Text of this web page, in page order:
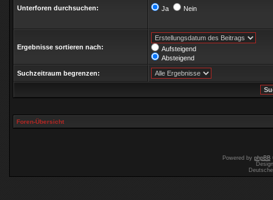
Unterforen durchsuchen: Ja Nein
Ergebnisse sortieren nach:
Aufsteigend
Absteigend
Suchzeitraum begrenzen:
Foren-Übersicht
Powered by phpBB